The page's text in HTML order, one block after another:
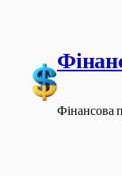
вмісту
Фінансова